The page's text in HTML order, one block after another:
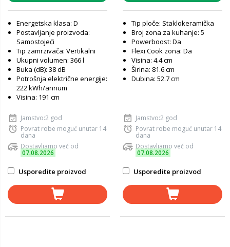
Energetska klasa: D
Postavljanje proizvoda:
Samostojeći
Tip zamrzivača: Vertikalni
Ukupni volumen: 366 l
Buka (dB): 38 dB
Potrošnja električne energije:
222 kWh/annum
Visina: 191 cm
Jamstvo:2 god
Povrat robe moguć unutar 14
dana
Dostavljamo već od
07.08.2026
Usporedite proizvod
Tip ploče: Staklokeramička
Broj zona za kuhanje: 5
Powerboost: Da
Flexi Cook zona: Da
Visina: 4.4 cm
Širina: 81.6 cm
Dubina: 52.7 cm
Jamstvo:2 god
Povrat robe moguć unutar 14
dana
Dostavljamo već od
07.08.2026
Usporedite proizvod